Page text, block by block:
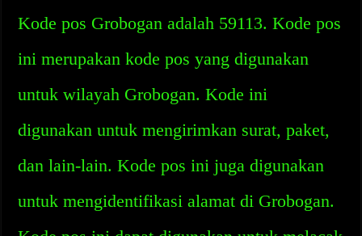
Kode pos Grobogan adalah 59113. Kode pos
ini merupakan kode pos yang digunakan
untuk wilayah Grobogan. Kode ini
digunakan untuk mengirimkan surat, paket,
dan lain-lain. Kode pos ini juga digunakan
untuk mengidentifikasi alamat di Grobogan.